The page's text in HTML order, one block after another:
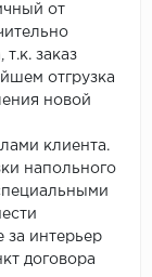
от
заказ
отгрузка
новой
клиента.
напольного
за интерьер
договора